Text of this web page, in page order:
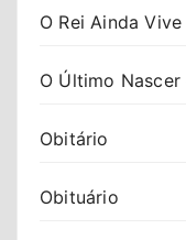
O Rei Ainda Vive
O Último Nascer
Obitário
Obituário